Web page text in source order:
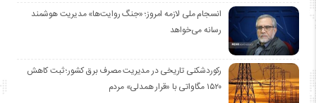
انسجام ملی لازمه امروز؛ «جنگ روایت‌ها» مدیریت هوشمند
رسانه می‌خواهد
رکوردشکنی تاریخی در مدیریت مصرف برق کشور؛ ثبت کاهش
۱۵۲۰ مگاواتی با «قرار همدلی» مردم